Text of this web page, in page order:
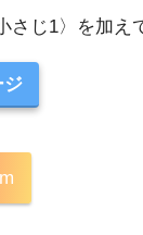
じ1〉を加え
ジ